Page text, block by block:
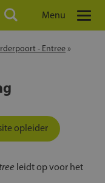
Menu
- Entree»
opleider
leidt op voor het